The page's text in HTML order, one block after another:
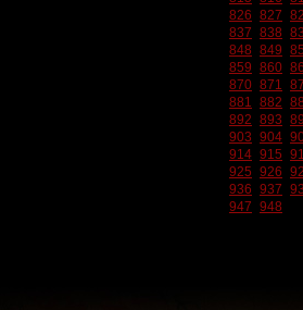
826 827
837 838
848 849
859 860
870 871
881 882
892 893
903 904
914 915
925 926
936 937
947 948